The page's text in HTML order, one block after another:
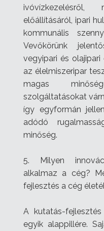
előállításáról, ipari
kommunális
Vevőkörünk
vegyipari és
az élelmiszeripar
magas
szolgáltatásokat
így egyformán
adódó
minőség.
5. Milyen
alkalmaz a cég?
fejlesztés a cég
A kutatás-
egyik alappillére.